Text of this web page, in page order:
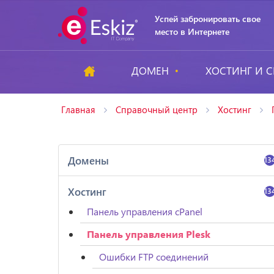
Успей забронировать свое
место в Интернете
ДОМЕН ХОСТИНГ И
Главная Справочный центр Хостинг
Домены
Хостинг
Панель управления cPanel
Панель управления Plesk
Ошибки FTP соединений